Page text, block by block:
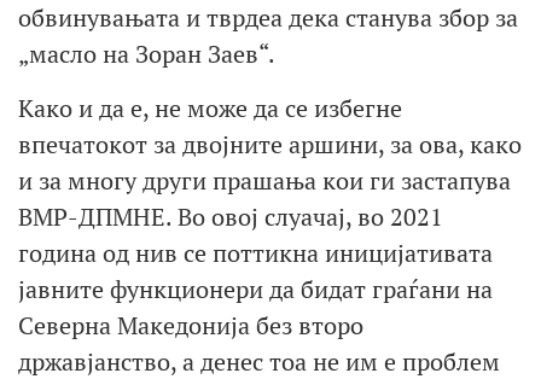
обвинувањата и тврдеа дека станува збор за
„масло на Зоран Заев“.
Како и да е, не може да се избегне
впечатокот за двојните аршини, за ова, како
и за многу други прашања кои ги застапува
ВМР-ДПМНЕ. Во овој слуачај, во 2021
година од нив се поттикна иницијативата
јавните функционери да бидат граѓани на
Северна Македонија без второ
државјанство, а денес тоа не им е проблем